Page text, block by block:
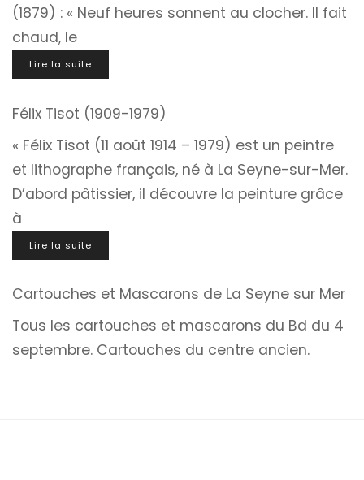
(1879) : « Neuf heures sonnent au clocher. Il fait
chaud, le
Lire la suite
Félix Tisot (1909-1979)
« Félix Tisot (11 août 1914 – 1979) est un peintre
et lithographe français, né à La Seyne-sur-Mer.
D’abord pâtissier, il découvre la peinture grâce
à
Lire la suite
Cartouches et Mascarons de La Seyne sur Mer
Tous les cartouches et mascarons du Bd du 4
septembre. Cartouches du centre ancien.